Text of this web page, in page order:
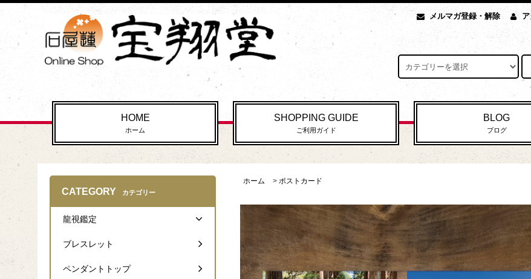
メルマガ登録・解除
HOME
ホーム
SHOPPING GUIDE
ご利用ガイド
BLOG
ブログ
ホーム > ポストカード
CATEGORY カテゴリー
龍視鑑定
ブレスレット
ペンダントトップ